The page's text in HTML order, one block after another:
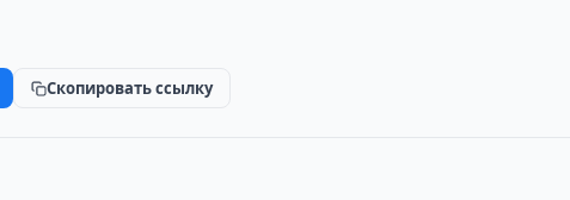
Скопировать ссылку